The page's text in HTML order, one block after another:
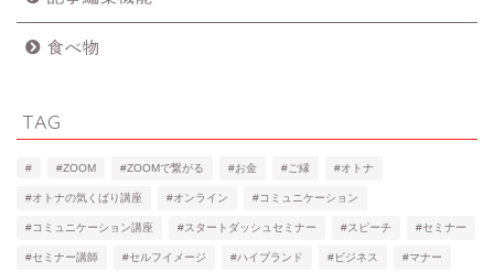
食べ物
TAG
# #ZOOM #ZOOMで繋がる #お金 #ご縁 #オトナ
#オトナの気くばり講座 #オンライン #コミュニケーション
#コミュニケーション講座 #スタートダッシュセミナー #スピーチ #セミナー
#セミナー講師 #セルフイメージ #ハイブランド #ビジネス #マナー